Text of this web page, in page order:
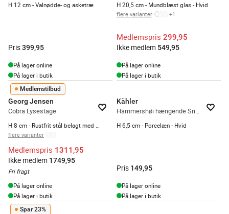
H 12 cm - Valnødde- og asketræ
Pris399,95
På lager online
På lager i butik
H 20,5 cm - Mundblæst glas - Hvid
flere varianter +1
Medlemspris 299,95
Ikke medlem 549,95
På lager online
På lager i butik
Medlemstilbud
Georg Jensen
Cobra Lysestage
flere varianter
Medlemspris 1311,95
Ikke medlem 1749,95
Fri fragt
På lager online
På lager i butik
Kähler
Hammershøi hængende Snepige
H 6,5 cm - Porcelæn - Hvid
Pris 149,95
På lager online
På lager i butik
Spar 23%